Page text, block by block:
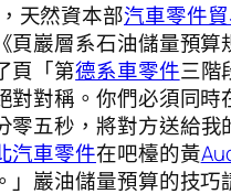
天然資本部汽車零件
頁巖層系石油儲量預算
頁「第德系車零件三階
對對稱。你們必須同時
零五秒，將對方送給我
汽車零件在吧檯的黃
」巖油儲量預算的技巧